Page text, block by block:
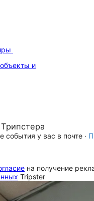
и
у вас в почте ·
на получение
Tripster